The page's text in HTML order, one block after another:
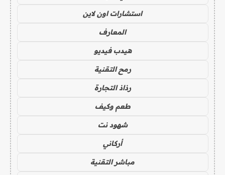
استشارات اون لاين
المعارف
هيدب فيديو
رمح التقنية
رذاذ التجارة
طعم وكيف
شهود نت
أركاني
مباشر التقنية